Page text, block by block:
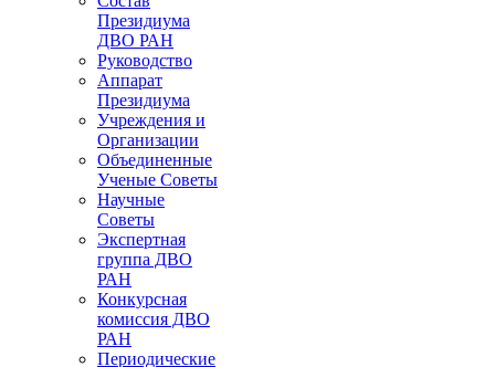
Президиума
ДВО РАН
Руководство
Аппарат
Президиума
Учреждения и
Организации
Объединенные
Ученые Советы
Научные
Советы
Экспертная
группа ДВО
РАН
Конкурсная
комиссия ДВО
РАН
Периодические